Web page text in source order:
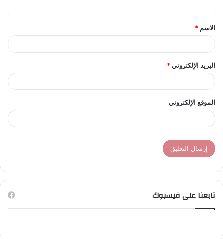
ق
*
الاسم *
البريد الإلكتروني*
الموقع الإلكتروني
تابعنا على فيسبوك